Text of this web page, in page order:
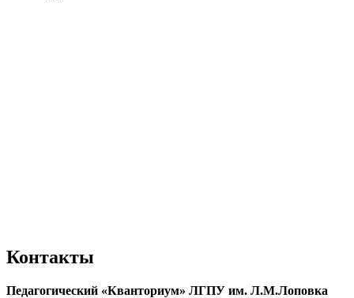
Контакты
Педагогический «Кванториум» ЛГПУ им. Л.М.Лоповка